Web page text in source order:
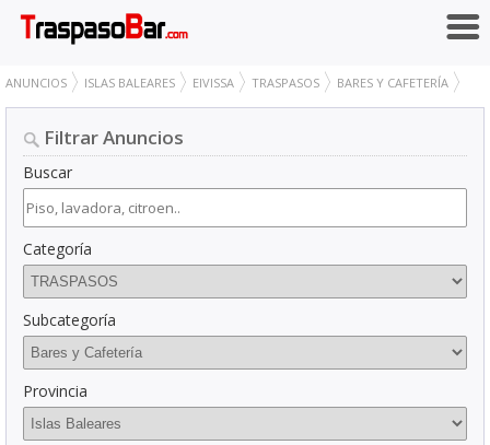
ANUNCIOS ISLAS BALEARES EIVISSA TRASPASOS BARES Y CAFETERÍA
Filtrar Anuncios
Buscar
Categoría
Subcategoría
Provincia